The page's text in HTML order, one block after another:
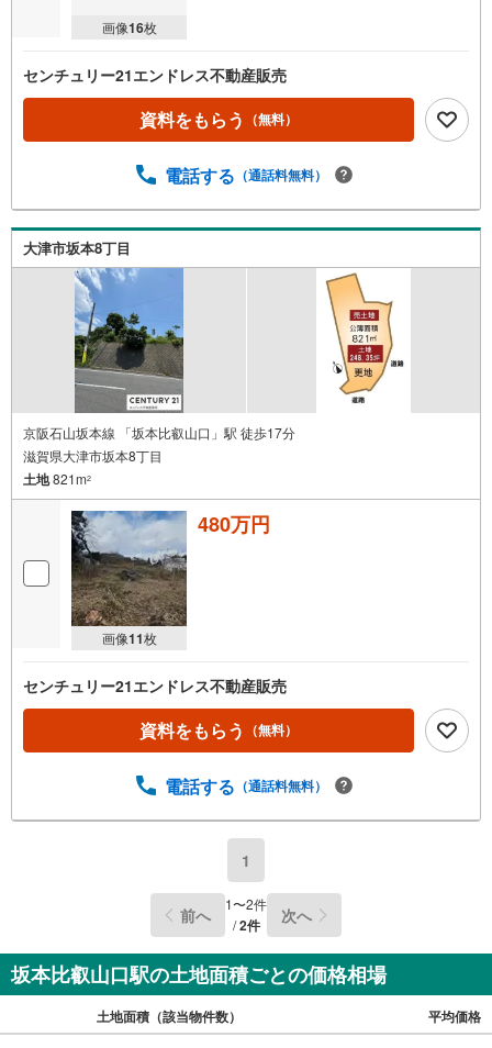
画像16枚
センチュリー21エンドレス不動産販売
資料をもらう （無料）
電話する （通話料無料）
大津市坂本8丁目
京阪石山坂本線 「坂本比叡山口」駅 徒歩17分
滋賀県大津市坂本8丁目
土地821m2
画像11枚
480万円
センチュリー21エンドレス不動産販売
資料をもらう （無料）
電話する （通話料無料）
1
前へ 1〜2件
/2件 次へ
坂本比叡山口駅の土地面積ごとの価格相場
土地面積（該当物件数） 平均価格